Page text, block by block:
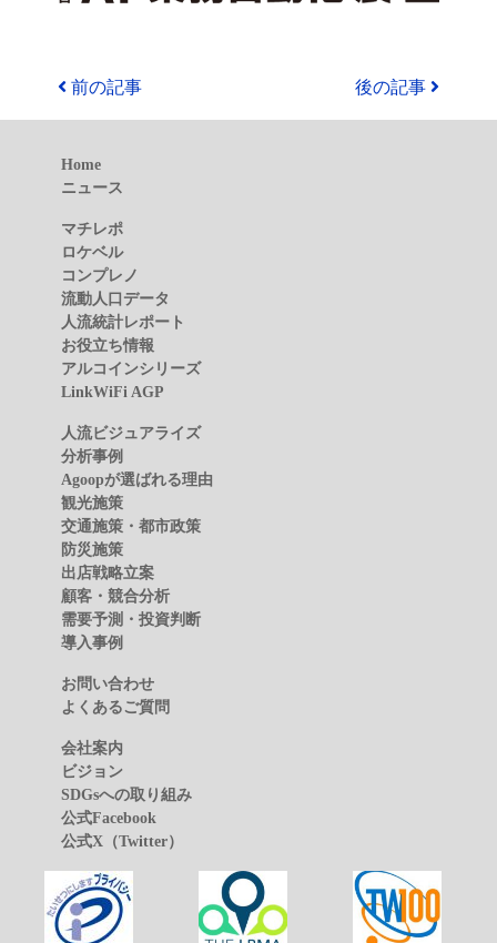
前の記事 後の記事
Home
ニュース
マチレポ
ロケベル
コンプレノ
流動人口データ
人流統計レポート
お役立ち情報
アルコインシリーズ
LinkWiFi AGP
人流ビジュアライズ
分析事例
Agoopが選ばれる理由
観光施策
交通施策・都市政策
防災施策
出店戦略立案
顧客・競合分析
需要予測・投資判断
導入事例
お問い合わせ
よくあるご質問
会社案内
ビジョン
SDGsへの取り組み
公式Facebook
公式X（Twitter）